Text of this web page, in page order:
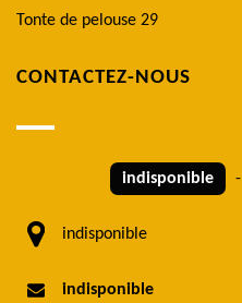
Tonte de pelouse 29
CONTACTEZ-NOUS
indisponible -
indisponible
indisponible